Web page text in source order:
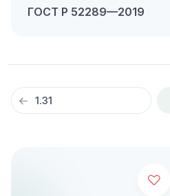
ГОСТ Р 52289—2019
1.31